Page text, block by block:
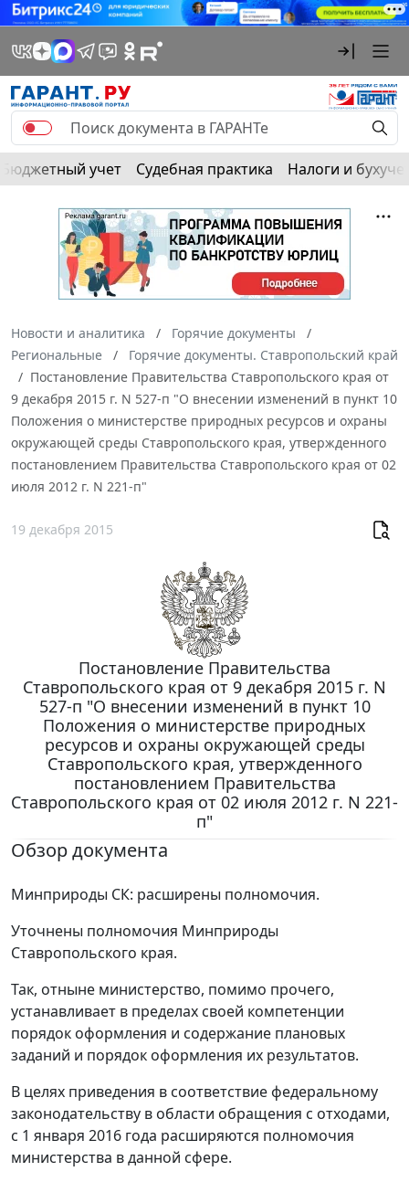
Бюджетный учет Судебная практика Налоги и
Новости и аналитика
Горячие документы
Региональные
Горячие документы. Ставропольский край
Постановление Правительства Ставропольского края от
9 декабря 2015 г. N 527-п "О внесении изменений в пункт 10
Положения о министерстве природных ресурсов и охраны
окружающей среды Ставропольского края, утвержденного
постановлением Правительства Ставропольского края от 02
июля 2012 г. N 221-п"
19 декабря 2015
Постановление Правительства
Ставропольского края от 9 декабря 2015 г. N
527-п "О внесении изменений в пункт 10
Положения о министерстве природных
ресурсов и охраны окружающей среды
Ставропольского края, утвержденного
постановлением Правительства
Ставропольского края от 02 июля 2012 г. N 221-
п"
Обзор документа
Минприроды СК: расширены полномочия.
Уточнены полномочия Минприроды
Ставропольского края.
Так, отныне министерство, помимо прочего,
устанавливает в пределах своей компетенции
порядок оформления и содержание плановых
заданий и порядок оформления их результатов.
В целях приведения в соответствие федеральному
законодательству в области обращения с отходами,
с 1 января 2016 года расширяются полномочия
министерства в данной сфере.